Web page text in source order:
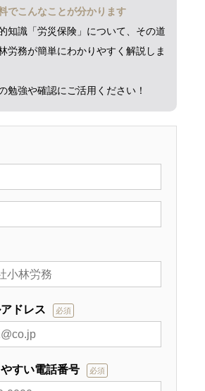
でこんなことが分かります
知識「労災保険」について、その道
労務が簡単にわかりやすく解説しま
勉強や確認にご活用ください！
ドレス 必須
すい電話番号 必須